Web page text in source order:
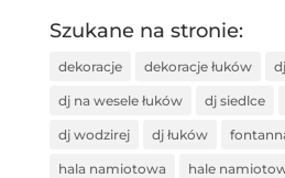
Szukane na stronie:
dekoracje dekoracje łuków dj
dj na wesele łuków dj siedlce
dj wodzirej dj łuków
hala namiotowa hale